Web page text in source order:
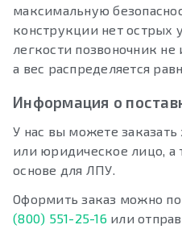
максимальную
конструкции нет острых
легкости позвоночник
а вес распределяется
Информация о
У нас вы можете
или юридическое лицо, а
основе для ЛПУ.
Оформить заказ можно
(800) 551-25-16 или